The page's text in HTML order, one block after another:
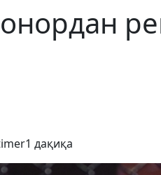
1 дақиқа